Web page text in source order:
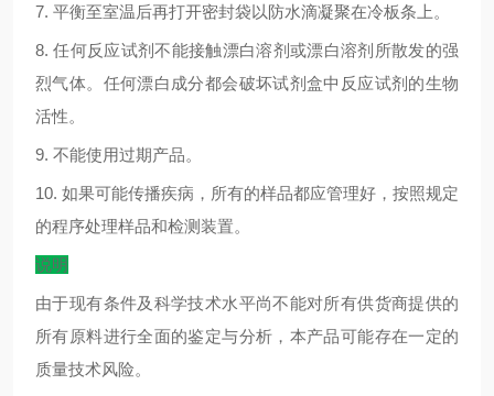
7. 平衡至室温后再打开密封袋以防水滴凝聚在冷板条上。
8.任何反应试剂不能接触漂白溶剂或漂白溶剂所散发的强
烈气体。任何漂白成分都会破坏试剂盒中反应试剂的生物
活性。
9. 不能使用过期产品。
10. 如果可能传播疾病，所有的样品都应管理好，按照规定
的程序处理样品和检测装置。
说明
由于现有条件及科学技术水平尚不能对所有供货商提供的
所有原料进行全面的鉴定与分析，本产品可能存在一定的
质量技术风险。